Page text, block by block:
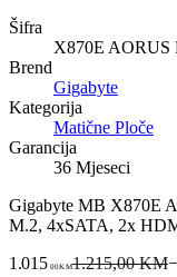
Šifra
X870E AORUS
Brend
Gigabyte
Kategorija
Matične Ploče
Garancija
36 Mjeseci
Gigabyte MB X870E
M.2, 4xSATA, 2x
1.015 00KM1.215,00 KM−